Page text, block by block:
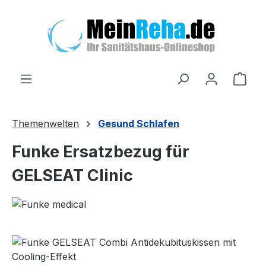
Themenwelten Gesund Schlafen
Funke Ersatzbezug für
GELSEAT Clinic
Bildergalerie überspringen